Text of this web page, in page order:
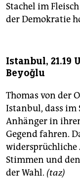
Stachel im
der Demokratie
Istanbul, 21.19
Beyoğlu
Thomas von der
Istanbul, dass im
Anhänger in
Gegend fahren.
widersprüchliche
Stimmen und
der Wahl. (taz)